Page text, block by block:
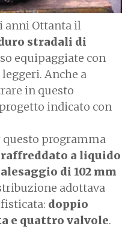
anni Ottanta il
stradali di
equipaggiate con
Anche a
in questo
indicato con
programma
a liquido
alesaggio di 102 mm
adottava
doppio
e quattro valvole.